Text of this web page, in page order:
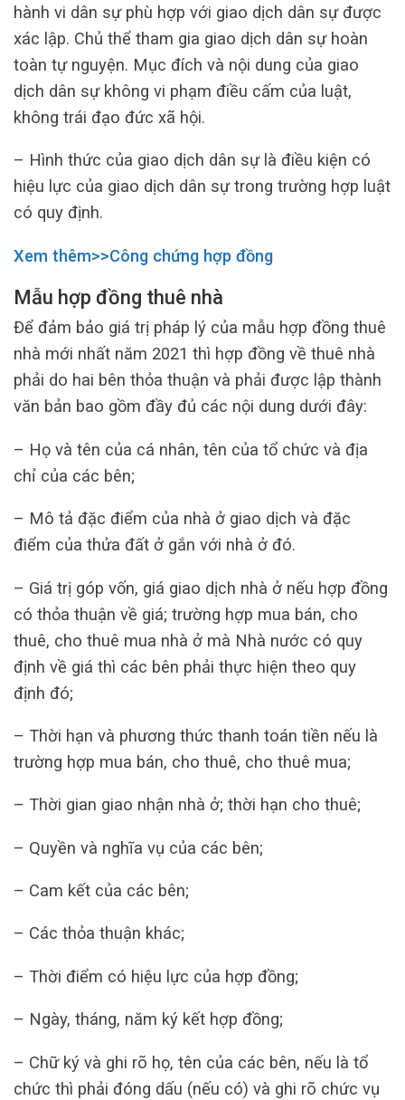
hành vi dân sự phù hợp với giao dịch dân sự được
xác lập. Chủ thể tham gia giao dịch dân sự hoàn
toàn tự nguyện. Mục đích và nội dung của giao
dịch dân sự không vi phạm điều cấm của luật,
không trái đạo đức xã hội.
– Hình thức của giao dịch dân sự là điều kiện có
hiệu lực của giao dịch dân sự trong trường hợp luật
có quy định.
Xem thêm>>Công chứng hợp đồng
Mẫu hợp đồng thuê nhà
Để đảm bảo giá trị pháp lý của mẫu hợp đồng thuê
nhà mới nhất năm 2021 thì hợp đồng về thuê nhà
phải do hai bên thỏa thuận và phải được lập thành
văn bản bao gồm đầy đủ các nội dung dưới đây:
– Họ và tên của cá nhân, tên của tổ chức và địa
chỉ của các bên;
– Mô tả đặc điểm của nhà ở giao dịch và đặc
điểm của thửa đất ở gắn với nhà ở đó.
– Giá trị góp vốn, giá giao dịch nhà ở nếu hợp đồng
có thỏa thuận về giá; trường hợp mua bán, cho
thuê, cho thuê mua nhà ở mà Nhà nước có quy
định về giá thì các bên phải thực hiện theo quy
định đó;
– Thời hạn và phương thức thanh toán tiền nếu là
trường hợp mua bán, cho thuê, cho thuê mua;
– Thời gian giao nhận nhà ở; thời hạn cho thuê;
– Quyền và nghĩa vụ của các bên;
– Cam kết của các bên;
– Các thỏa thuận khác;
– Thời điểm có hiệu lực của hợp đồng;
– Ngày, tháng, năm ký kết hợp đồng;
– Chữ ký và ghi rõ họ, tên của các bên, nếu là tổ
chức thì phải đóng dấu (nếu có) và ghi rõ chức vụ